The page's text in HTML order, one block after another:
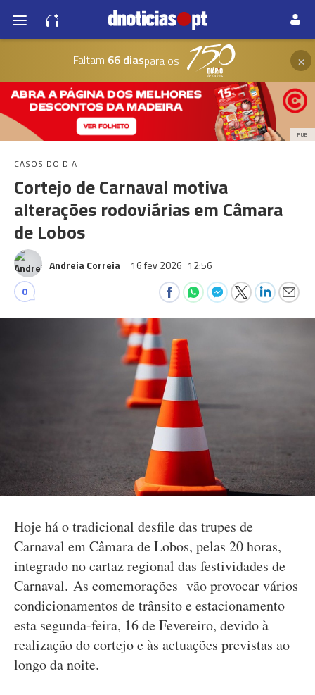
Faltam 66 diaspara os ×
PUB
CASOS DO DIA
Cortejo de Carnaval motiva
alterações rodoviárias em Câmara
de Lobos
Andreia Correia 16 fev 2026 12:56
0
Hoje há o tradicional desfile das trupes de
Carnaval em Câmara de Lobos, pelas 20 horas,
integrado no cartaz regional das festividades de
Carnaval. As comemorações vão provocar vários
condicionamentos de trânsito e estacionamento
esta segunda-feira, 16 de Fevereiro, devido à
realização do cortejo e às actuações previstas ao
longo da noite.